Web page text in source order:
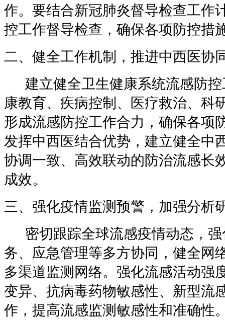
作。要结合新冠肺炎督导检查工作
控工作督导检查，确保各项防控措
二、健全工作机制，推进中西医协
建立健全卫生健康系统流感防控
康教育、疾病控制、医疗救治、科
形成流感防控工作合力，确保各项
发挥中西医结合优势，建立健全中
协调一致、高效联动的防治流感长
成效。
三、强化疫情监测预警，加强分析
密切跟踪全球流感疫情动态，强
务、应急管理等多方协同，健全网
多渠道监测网络。强化流感活动强
变异、抗病毒药物敏感性、新型流
作，提高流感监测敏感性和准确性